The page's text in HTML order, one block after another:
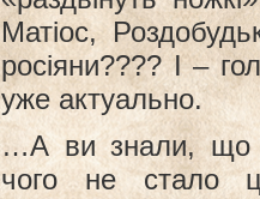
Матіос,
росіяни???? І –
уже актуально.
…А ви знали, що
чого не стало